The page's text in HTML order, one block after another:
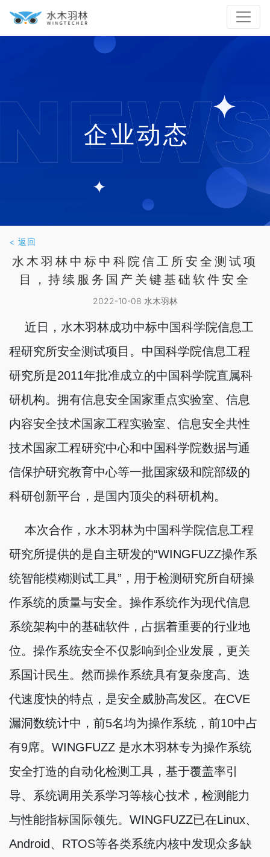
企业动态
< 返回
水木羽林中标中科院信工所安全测试项
目，持续服务国产关键基础软件安全
2022-10-08 水木羽林
近日，水木羽林成功中标中国科学院信息工
程研究所安全测试项目。中国科学院信息工程
研究所是2011年批准成立的中国科学院直属科
研机构。拥有信息安全国家重点实验室、信息
内容安全技术国家工程实验室、信息安全共性
技术国家工程研究中心和中国科学院数据与通
信保护研究教育中心等一批国家级和院部级的
科研创新平台，是国内顶尖的科研机构。
本次合作，水木羽林为中国科学院信息工程
研究所提供的是自主研发的“WINGFUZZ操作系
统智能模糊测试工具”，用于检测研究所自研操
作系统的质量与安全。操作系统作为现代信息
系统架构中的基础软件，占据着重要的行业地
位。操作系统安全不仅影响到企业发展，更关
系国计民生。然而操作系统具有复杂度高、迭
代速度快的特点，是安全威胁高发区。在CVE
漏洞数统计中，前5名均为操作系统，前10中占
有9席。WINGFUZZ 是水木羽林专为操作系统
安全打造的自动化检测工具，基于覆盖率引
导、系统调用关系学习等核心技术，检测能力
与性能指标国际领先。WINGFUZZ已在Linux、
Android、RTOS等各类系统内核中发现众多缺